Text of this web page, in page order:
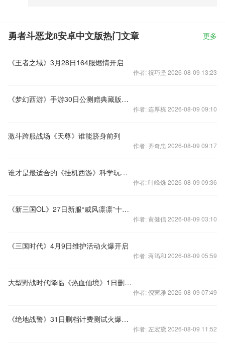
勇者斗恶龙8安卓中文版热门文章 更多
《王者之域》3月28日164服燃情开启
作者: 祝巧坚 2026-08-09 13:23
《梦幻西游》手游30日公测赠典藏版金条
作者: 连厚栋 2026-08-09 09:10
激斗跨服战场《天尊》谁能跻身前列
作者: 齐奇忠 2026-08-09 09:17
谁才是最适合的《挂机西游》科学玩转技能指南
作者: 叶峰烁 2026-08-09 09:36
《新三国OL》27日新服“威风凛凛”十面埋伏
作者: 黄健信 2026-08-09 03:10
《三国时代》4月9日维护活动火爆开启
作者: 蒋筠和 2026-08-09 05:59
大型野战时代降临《热血仙境》1日删档封测开启
作者: 倪茜雅 2026-08-09 07:49
《绝地战警》31日删档计费测试火爆开启
作者: 左宏黛 2026-08-09 11:52